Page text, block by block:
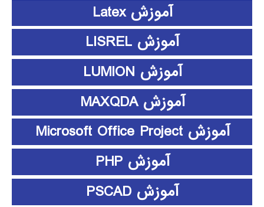
آموزش Latex
آموزش LISREL
آموزش LUMION
آموزش MAXQDA
آموزش Microsoft Office Project
آموزش PHP
آموزش PSCAD